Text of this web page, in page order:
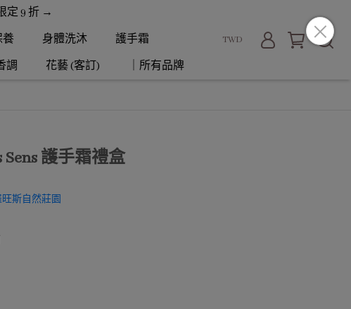
定 9 折 →
養 身體洗沐 護手霜
調 花藝 (客訂) ｜所有品牌
TWD
Sens 護手霜禮盒
旺斯自然莊園